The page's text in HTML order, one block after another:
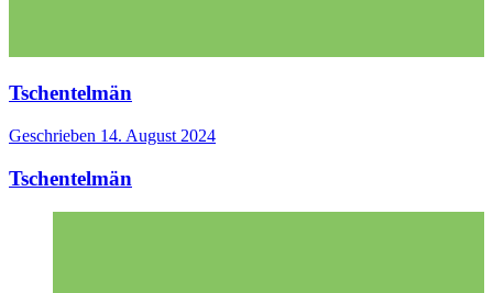
Tschentelmän
Geschrieben 14. August 2024
Tschentelmän